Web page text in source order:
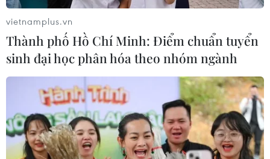
vietnamplus.vn
Thành phố Hồ Chí Minh: Điểm chuẩn tuyển
sinh đại học phân hóa theo nhóm ngành